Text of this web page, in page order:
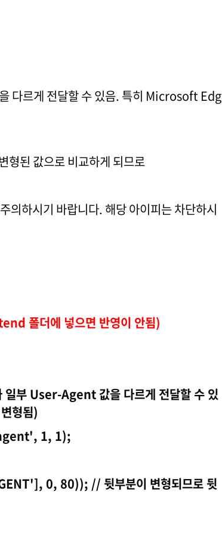
다르게 전달할 수 있음. 특히 Microsoft Edg
된 값으로 비교하게 되므로
의하시기 바랍니다. 해당 아이피는 차단하시
폴더에 넣으면 반영이 안됨)
부 User-Agent 값을 다르게 전달할 수 있
형됨)
1, 1);
0, 80)); // 뒷부분이 변형되므로 뒷